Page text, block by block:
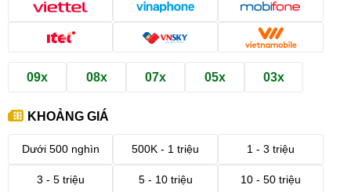
09x 08x 07x 05x 03x
KHOẢNG GIÁ
Dưới 500 nghìn 500K - 1 triệu 1 - 3 triệu
3 - 5 triệu 5 - 10 triệu 10 - 50 triệu